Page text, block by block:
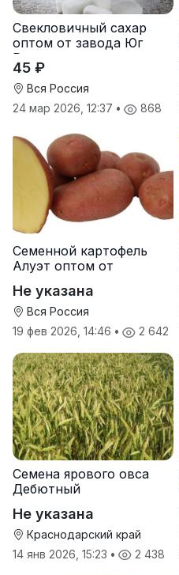
Свекловичный сахар
оптом от завода Юг
Руси
45 ₽
Вся Россия
24 мар 2026, 12:37 • 868
Семенной картофель
Алуэт оптом от
Не указана
Вся Россия
19 фев 2026, 14:46 • 2 642
Семена ярового овса
Дебютный
Не указана
Краснодарский край
14 янв 2026, 15:23 • 2 438